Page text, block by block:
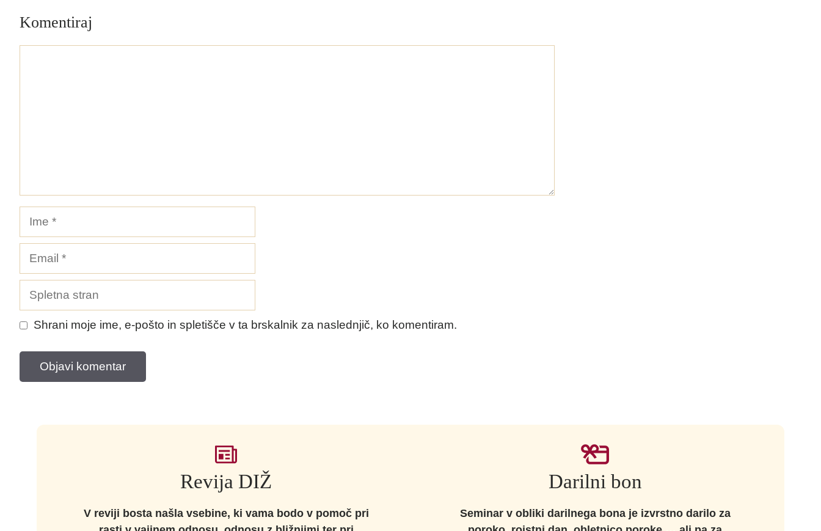
Komentiraj
Spletna
stran
Shrani moje ime, e-pošto in spletišče v ta brskalnik za naslednjič, ko komentiram.
Revija DIŽ
V reviji bosta našla vsebine, ki vama bodo v pomoč pri
Darilni bon
Seminar v obliki darilnega bona je izvrstno darilo za